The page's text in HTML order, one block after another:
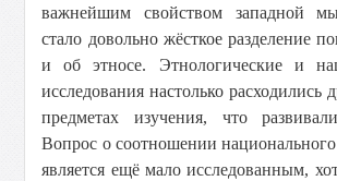
важнейшим свойством западной
стало довольно жёсткое разделение
и об этносе. Этнологические и
исследования настолько расходились
предметах изучения, что
Вопрос о соотношении национального
является ещё мало исследованным,